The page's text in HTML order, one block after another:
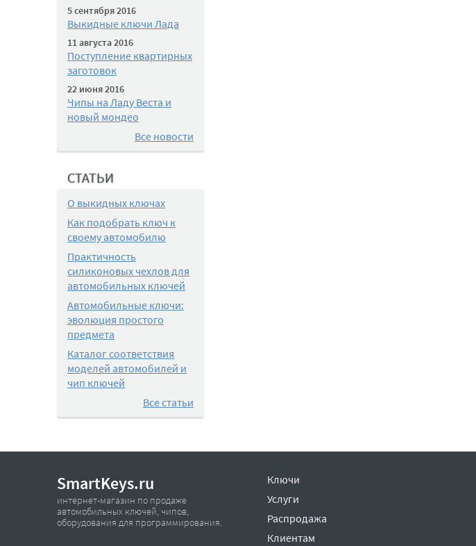
5 сентября 2016
Выкидные ключи Лада
11 августа 2016
Поступление квартирных
заготовок
22 июня 2016
Чипы на Ладу Веста и
новый мондео
Все новости
СТАТЬИ
О выкидных ключах
Как подобрать ключ к
своему автомобилю
Практичность
силиконовых чехлов для
автомобильных ключей
Автомобильные ключи:
эволюция простого
предмета
Каталог соответствия
моделей автомобилей и
чип ключей
Все статьи
SmartKeys.ru
интернет-магазин по продаже
автомобильных ключей, чипов,
оборудования для программирования.
Ключи
Услуги
Распродажа
Клиентам